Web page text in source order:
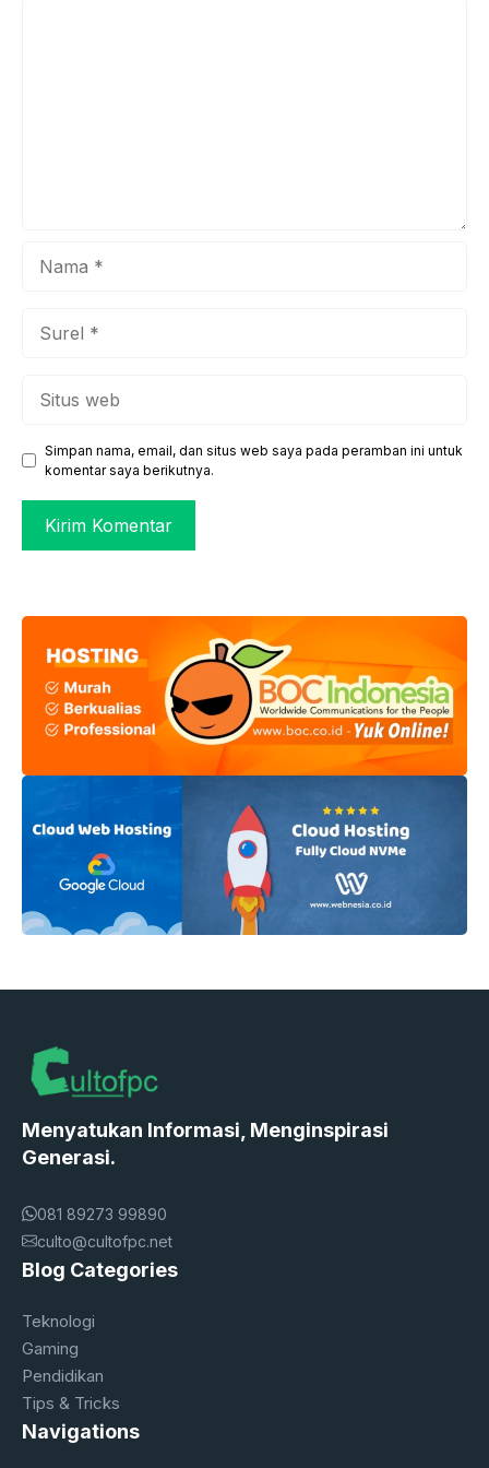
web
Simpan nama, email, dan situs web saya pada peramban ini untuk
komentar saya berikutnya.
Menyatukan Informasi, Menginspirasi
Generasi.
081 89273 99890
culto@cultofpc.net
Blog Categories
Teknologi
Gaming
Pendidikan
Tips & Tricks
Navigations